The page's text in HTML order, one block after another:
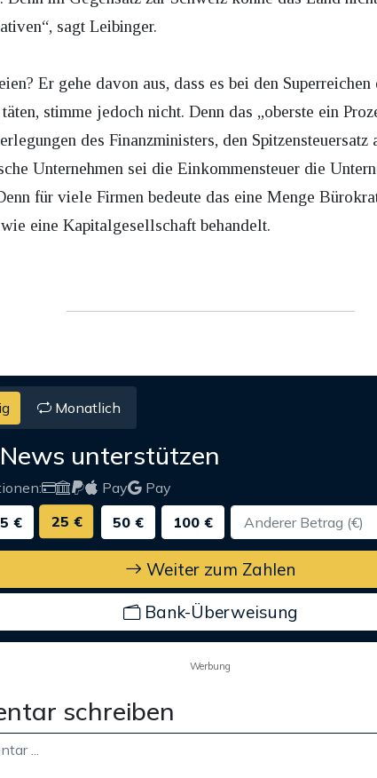
sagt Leibinger.
Er gehe davon aus, dass es bei den
stimme jedoch nicht. Denn das „oberste ein
des Finanzministers, den Spitzensteuersatz
Unternehmen sei die Einkommensteuer die
für viele Firmen bedeute das eine Menge
eine Kapitalgesellschaft behandelt.
Monatlich
unterstützen
Pay
Pay
€ 25 € 50 € 100 €
Weiter zum Zahlen
Bank-Überweisung
Werbung
schreiben